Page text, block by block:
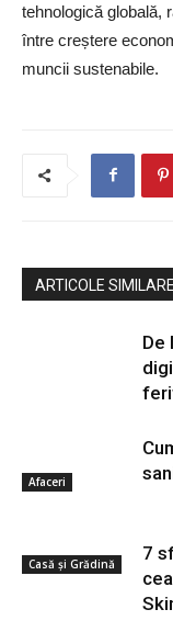
tehnologică globală,
între creștere
muncii sustenabile.
ARTICOLE SIMILARE
Afaceri
De
Casă și Grădină
7